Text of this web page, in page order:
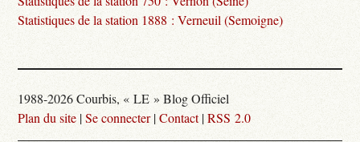
Statistiques de la station 1888 : Verneuil (Semoigne)
1988-2026 Courbis, « LE » Blog Officiel
Plan du site |Se connecter|Contact|RSS 2.0